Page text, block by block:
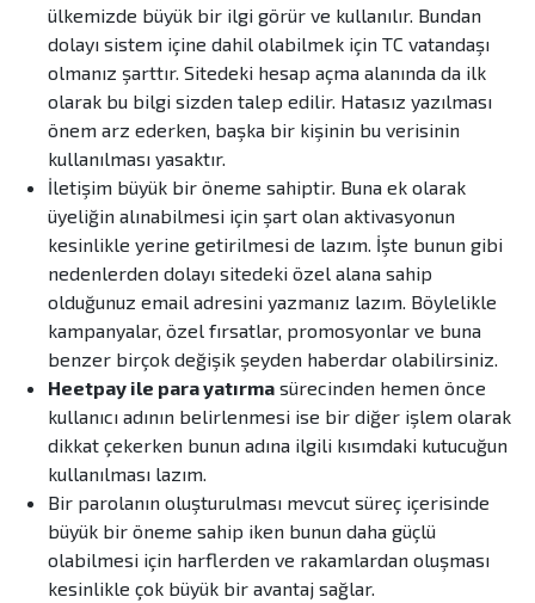
ülkemizde büyük bir ilgi görür ve kullanılır. Bundan
dolayı sistem içine dahil olabilmek için TC vatandaşı
olmanız şarttır. Sitedeki hesap açma alanında da ilk
olarak bu bilgi sizden talep edilir. Hatasız yazılması
önem arz ederken, başka bir kişinin bu verisinin
kullanılması yasaktır.
İletişim büyük bir öneme sahiptir. Buna ek olarak
üyeliğin alınabilmesi için şart olan aktivasyonun
kesinlikle yerine getirilmesi de lazım. İşte bunun gibi
nedenlerden dolayı sitedeki özel alana sahip
olduğunuz email adresini yazmanız lazım. Böylelikle
kampanyalar, özel fırsatlar, promosyonlar ve buna
benzer birçok değişik şeyden haberdar olabilirsiniz.
Heetpay ile para yatırma sürecinden hemen önce
kullanıcı adının belirlenmesi ise bir diğer işlem olarak
dikkat çekerken bunun adına ilgili kısımdaki kutucuğun
kullanılması lazım.
Bir parolanın oluşturulması mevcut süreç içerisinde
büyük bir öneme sahip iken bunun daha güçlü
olabilmesi için harflerden ve rakamlardan oluşması
kesinlikle çok büyük bir avantaj sağlar.